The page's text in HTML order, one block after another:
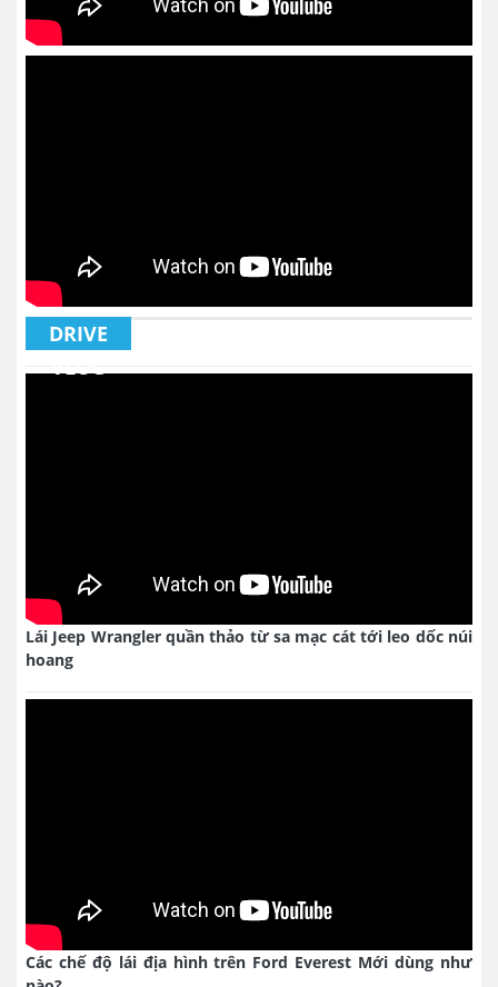
DRIVE
VLOG
Lái Jeep Wrangler quần thảo từ sa mạc cát tới leo dốc núi
hoang
Các chế độ lái địa hình trên Ford Everest Mới dùng như